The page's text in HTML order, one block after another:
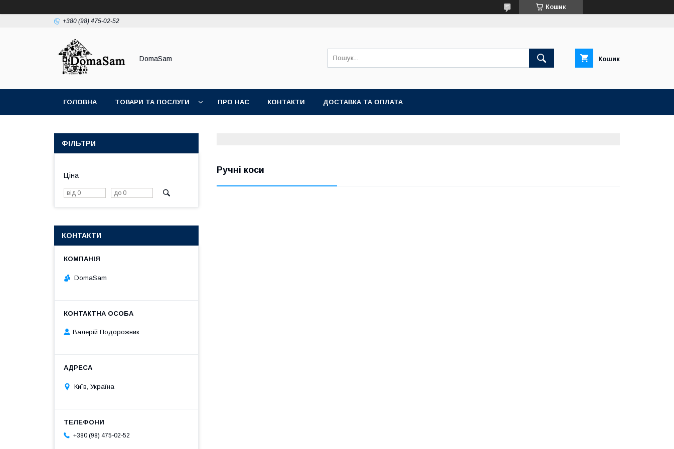
Кошик
+380 (98) 475-02-52
DomaSam Кошик
ГОЛОВНА ТОВАРИ ТА ПОСЛУГИ ПРО НАС КОНТАКТИ ДОСТАВКА ТА ОПЛАТА
Ручні коси
ФІЛЬТРИ
Ціна
КОНТАКТИ
DomaSam
Валерій Подорожник
Київ, Україна
+380 (98) 475-02-52